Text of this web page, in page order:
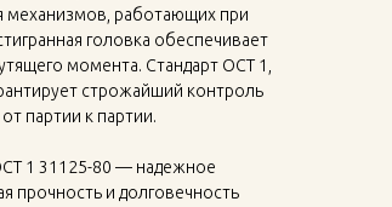
механизмов, работающих при
головка обеспечивает
момента. Стандарт ОСТ 1,
строжайший контроль
партии к партии.
1 31125-80 — надежное
прочность и долговечность